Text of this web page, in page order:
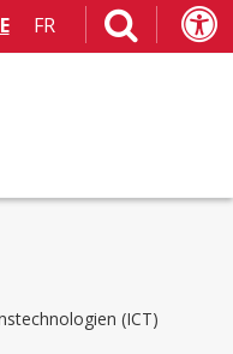
FR
(ICT)